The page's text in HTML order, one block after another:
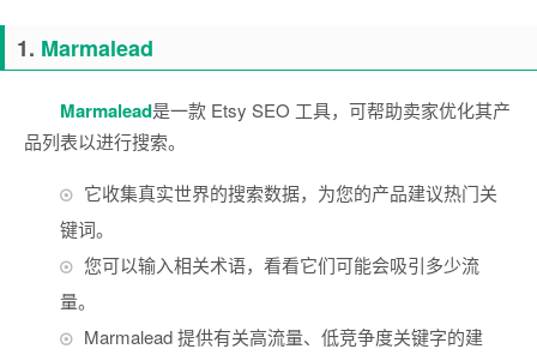
1. Marmalead
Marmalead是一款 Etsy SEO 工具，可帮助卖家优化其产
品列表以进行搜索。
它收集真实世界的搜索数据，为您的产品建议热门关
键词。
您可以输入相关术语，看看它们可能会吸引多少流
量。
Marmalead 提供有关高流量、低竞争度关键字的建